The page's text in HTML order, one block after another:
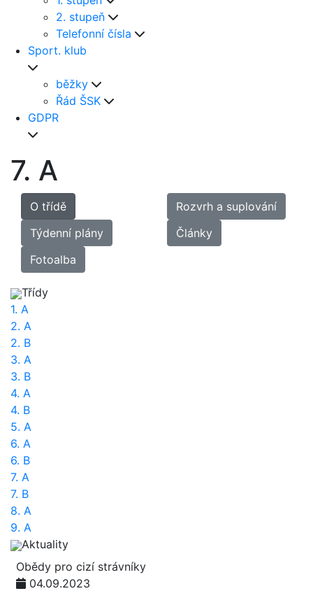
2. stupeň
Telefonní čísla
Sport. klub
běžky
Řád ŠSK
GDPR
7. A
O třídě
Rozvrh a suplování
Týdenní plány
Články
Fotoalba
Třídy
1. A
2. A
2. B
3. A
3. B
4. A
4. B
5. A
6. A
6. B
7. A
7. B
8. A
9. A
Aktuality
Obědy pro cizí strávníky
04.09.2023